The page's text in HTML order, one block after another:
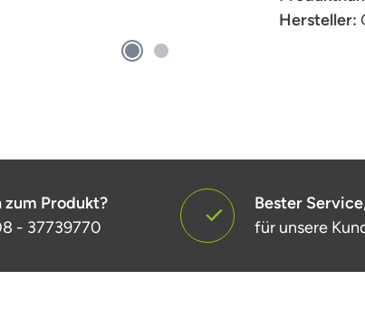
Hersteller:
zum Produkt?
- 37739770
Bester
für unsere